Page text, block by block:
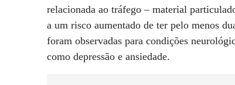
relacionada ao tráfego – material
a um risco aumentado de ter pelo menos
foram observadas para condições
como depressão e ansiedade.